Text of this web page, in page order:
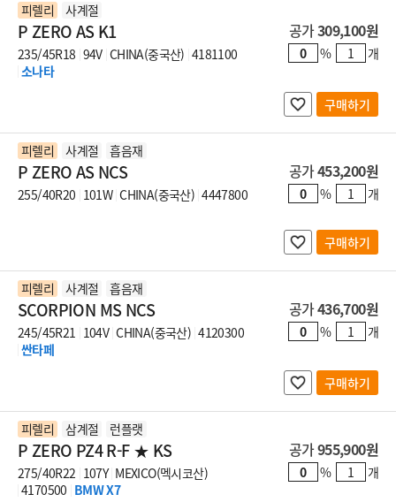
피렐리 사계절
P ZERO AS K1
235/45R18 94V CHINA(중국산) 4181100
소나타
공가309,100원
% 개
구매하기
피렐리 사계절 흡음재
P ZERO AS NCS
255/40R20 101W CHINA(중국산) 4447800
공가453,200원
% 개
구매하기
피렐리 사계절 흡음재
SCORPION MS NCS
245/45R21 104V CHINA(중국산) 4120300
싼타페
공가436,700원
% 개
구매하기
피렐리 삼계절 런플랫
P ZERO PZ4 R-F ★ KS
275/40R22 107Y MEXICO(멕시코산)
4170500 BMW X7
공가955,900원
% 개